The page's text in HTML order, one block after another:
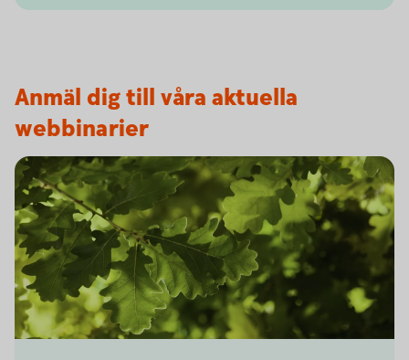
Anmäl dig till våra aktuella
webbinarier